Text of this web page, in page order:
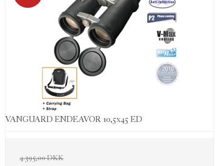
VANGUARD ENDEAVOR 10,5x45 ED
4.395,00 DKK